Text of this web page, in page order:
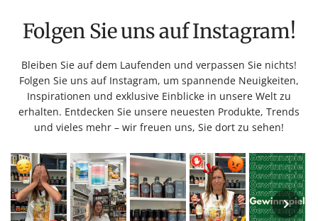
Folgen Sie uns auf Instagram!
Bleiben Sie auf dem Laufenden und verpassen Sie nichts!
Folgen Sie uns auf Instagram, um spannende Neuigkeiten,
Inspirationen und exklusive Einblicke in unsere Welt zu
erhalten. Entdecken Sie unsere neuesten Produkte, Trends
und vieles mehr – wir freuen uns, Sie dort zu sehen!